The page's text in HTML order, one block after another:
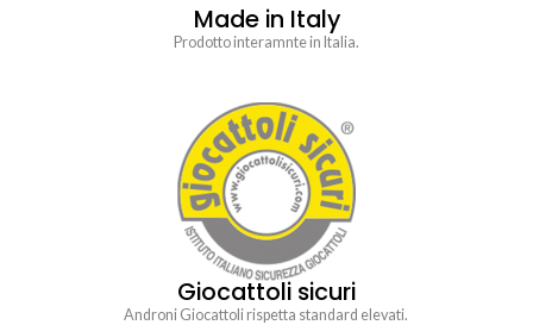
Made in Italy
Prodotto interamnte in Italia.
Giocattoli sicuri
Androni Giocattoli rispetta standard elevati.